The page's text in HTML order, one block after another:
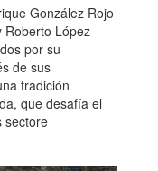
González Rojo
Roberto López
por su
de sus
tradición
que desafía el
sectore